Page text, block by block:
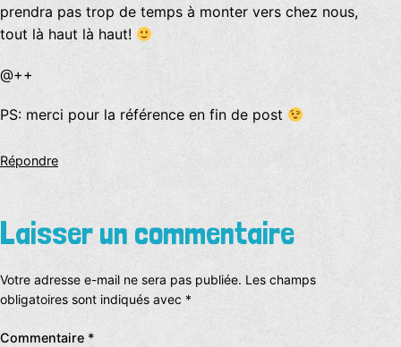
prendra pas trop de temps à monter vers chez nous,
tout là haut là haut!
@++
PS: merci pour la référence en fin de post
Répondre
Laisser un commentaire
Votre adresse e-mail ne sera pas publiée. Les champs
obligatoires sont indiqués avec *
Commentaire *